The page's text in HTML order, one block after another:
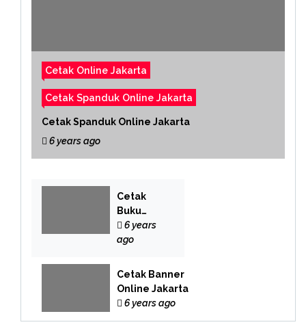
Cetak Online Jakarta
Cetak Spanduk Online Jakarta
Cetak Spanduk Online Jakarta
6 years ago
Cetak
Buku
Yasin
Online
6 years
ago
Cetak Banner
Online Jakarta
6 years ago